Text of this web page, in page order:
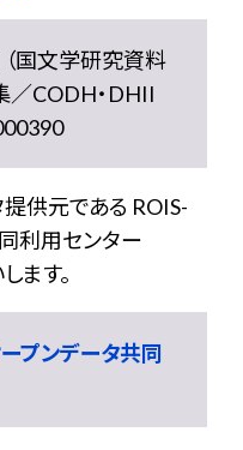
（国文学研究資料
／CODH・DHII
供元である ROIS-
利用センター
ます。
プンデータ共同